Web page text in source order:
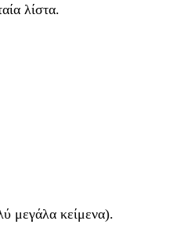
λίστα.
μεγάλα κείμενα).